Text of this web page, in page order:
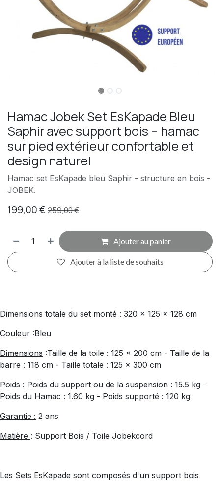
Hamac Jobek Set EsKapade Bleu
Saphir avec support bois – hamac
sur pied extérieur confortable et
design naturel
Hamac set EsKapade bleu Saphir - structure en bois -
JOBEK.
199,00€ 259,00€
Ajouter au panier
Ajouter à la liste de souhaits
Dimensions totale du set monté : 320 x 125 x 128 cm
Couleur :Bleu
Dimensions :Taille de la toile : 125 x 200 cm - Taille de la
barre : 118 cm - Taille totale : 125 x 300 cm
Poids : Poids du support ou de la suspension : 15.5 kg -
Poids du Hamac : 1.60 kg - Poids supporté : 120 kg
Garantie : 2 ans
Matière : Support Bois / Toile Jobekcord
Les Sets EsKapade sont composés d'un support bois